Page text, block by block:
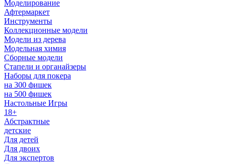
Моделирование
Афтермаркет
Инструменты
Коллекционные модели
Модели из дерева
Модельная химия
Сборные модели
Стапели и органайзеры
Наборы для покера
на 300 фишек
на 500 фишек
Настольные Игры
18+
Абстрактные
детские
Для детей
Для двоих
Для экспертов